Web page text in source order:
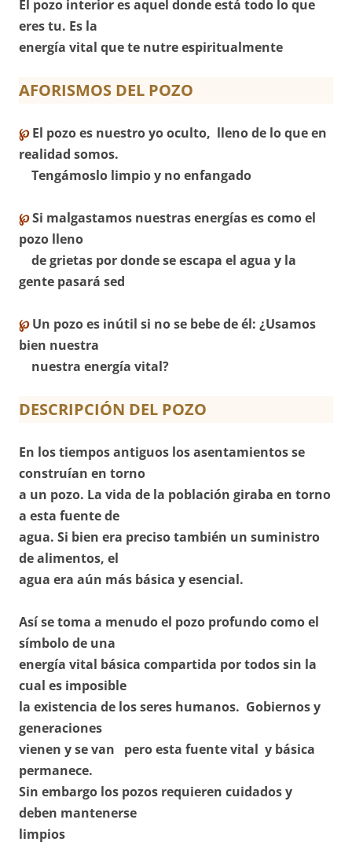
El pozo interior es aquel donde está todo lo que
eres tu. Es la
energía vital que te nutre espiritualmente
AFORISMOS DEL POZO
℘El pozo es nuestro yo oculto, lleno de lo que en
realidad somos.
Tengámoslo limpio y no enfangado
℘Si malgastamos nuestras energías es como el
pozo lleno
de grietas por donde se escapa el agua y la
gente pasará sed
℘Un pozo es inútil si no se bebe de él: ¿Usamos
bien nuestra
nuestra energía vital?
DESCRIPCIÓN DEL POZO
En los tiempos antiguos los asentamientos se
construían en torno
a un pozo. La vida de la población giraba en torno
a esta fuente de
agua. Si bien era preciso también un suministro
de alimentos, el
agua era aún más básica y esencial.
Así se toma a menudo el pozo profundo como el
símbolo de una
energía vital básica compartida por todos sin la
cual es imposible
la existencia de los seres humanos. Gobiernos y
generaciones
vienen y se van pero esta fuente vital y básica
permanece.
Sin embargo los pozos requieren cuidados y
deben mantenerse
limpios